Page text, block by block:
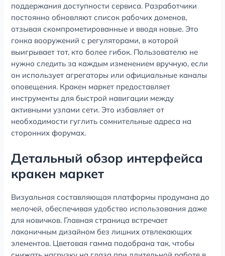
поддержания доступности сервиса. Разработчики
постоянно обновляют список рабочих доменов,
отзывая скомпрометированные и вводя новые. Это
гонка вооружений с регуляторами, в которой
выигрывает тот, кто более гибок. Пользователю не
нужно следить за каждым изменением вручную, если
он использует агрегаторы или официальные каналы
оповещения. Кракен маркет предоставляет
инструменты для быстрой навигации между
активными узлами сети. Это избавляет от
необходимости гуглить сомнительные адреса на
сторонних форумах.
Детальный обзор интерфейса
кракен маркет
Визуальная составляющая платформы продумана до
мелочей, обеспечивая удобство использования даже
для новичков. Главная страница встречает
лаконичным дизайном без лишних отвлекающих
элементов. Цветовая гамма подобрана так, чтобы